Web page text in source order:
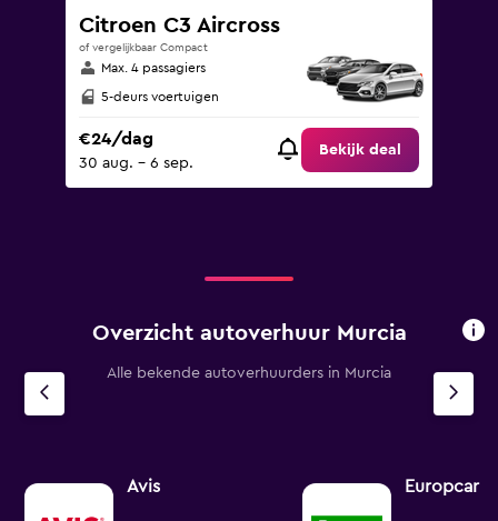
Citroen C3 Aircross
of vergelijkbaar Compact
Max. 4 passagiers
5-deurs voertuigen
€24/dag
30 aug. - 6 sep.
Bekijk deal
Overzicht autoverhuur Murcia
Alle bekende autoverhuurders in Murcia
Avis Europcar